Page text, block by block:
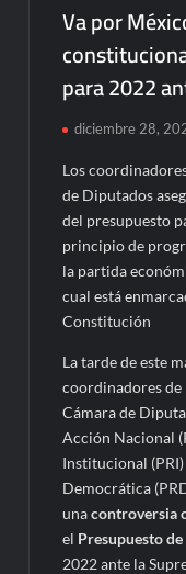
Va por
para 2022
diciembre 28,
Los
de Diputados
del presupuesto
principio de
la partida
cual está
Constitución
La tarde de este
coordinadores
Cámara de
Acción Nacional
Institucional
Democrática
unacontroversia
el Presupuesto
2022 ante la